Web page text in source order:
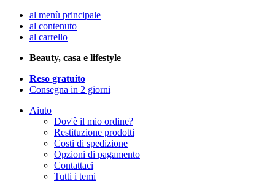
al menù principale
al contenuto
al carrello
Beauty, casa e lifestyle
Reso gratuito
Consegna in 2 giorni
Aiuto
Dov'è il mio ordine?
Restituzione prodotti
Costi di spedizione
Opzioni di pagamento
Contattaci
Tutti i temi